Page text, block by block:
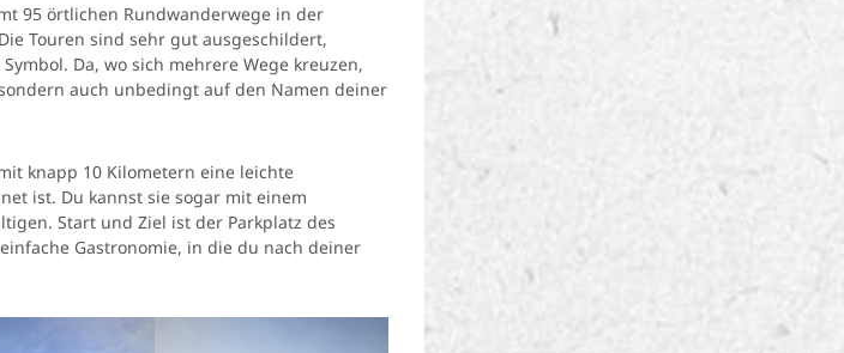
95 örtlichen Rundwanderwege in der
Touren sind sehr gut ausgeschildert,
Da, wo sich mehrere Wege kreuzen,
auch unbedingt auf den Namen deiner
knapp 10 Kilometern eine leichte
ist. Du kannst sie sogar mit einem
Start und Ziel ist der Parkplatz des
Gastronomie, in die du nach deiner